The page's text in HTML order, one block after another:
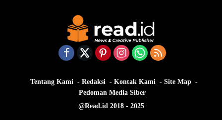
Tentang Kami Redaksi Kontak Kami
Site Map
Pedoman Media Siber
@Read.id 2018 - 2025